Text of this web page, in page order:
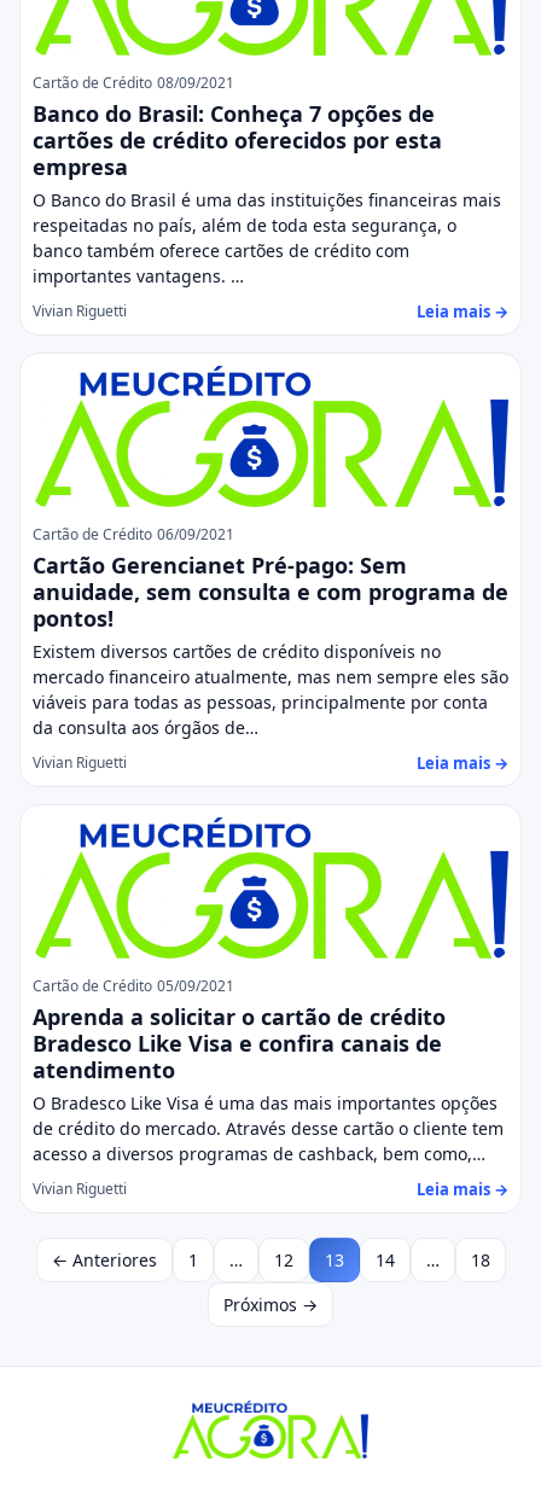
Cartão de Crédito 08/09/2021
Banco do Brasil: Conheça 7 opções de
cartões de crédito oferecidos por esta
empresa
O Banco do Brasil é uma das instituições financeiras mais
respeitadas no país, além de toda esta segurança, o
banco também oferece cartões de crédito com
importantes vantagens. …
Vivian Riguetti Leia mais →
Cartão de Crédito 06/09/2021
Cartão Gerencianet Pré-pago: Sem
anuidade, sem consulta e com programa de
pontos!
Existem diversos cartões de crédito disponíveis no
mercado financeiro atualmente, mas nem sempre eles são
viáveis para todas as pessoas, principalmente por conta
da consulta aos órgãos de…
Vivian Riguetti Leia mais →
Cartão de Crédito 05/09/2021
Aprenda a solicitar o cartão de crédito
Bradesco Like Visa e confira canais de
atendimento
O Bradesco Like Visa é uma das mais importantes opções
de crédito do mercado. Através desse cartão o cliente tem
acesso a diversos programas de cashback, bem como,…
Vivian Riguetti Leia mais →
← Anteriores 1 … 12 13 14 …
18
Próximos →